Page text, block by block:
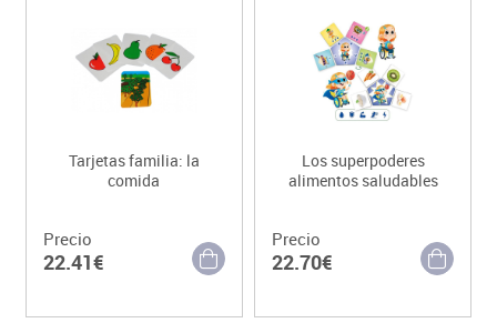
Tarjetas familia: la
comida
Precio
22.41€
Los superpoderes
alimentos saludables
Precio
22.70€